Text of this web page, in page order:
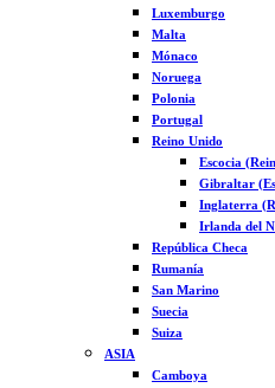
Luxemburgo
Malta
Mónaco
Noruega
Polonia
Portugal
Reino Unido
Escocia
Gibraltar
Inglaterra
Irlanda del
República Checa
Rumanía
San Marino
Suecia
Suiza
ASIA
Camboya